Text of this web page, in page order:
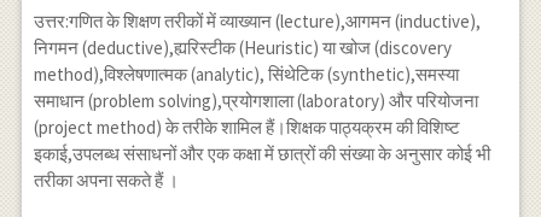
उत्तर:गणित के शिक्षण तरीकों में व्याख्यान (lecture),आगमन (inductive),
निगमन (deductive),ह्यरिस्टीक (Heuristic) या खोज (discovery
method),विश्लेषणात्मक (analytic), सिंथेटिक (synthetic),समस्या
समाधान (problem solving),प्रयोगशाला (laboratory) और परियोजना
(project method) के तरीके शामिल हैं।शिक्षक पाठ्यक्रम की विशिष्ट
इकाई,उपलब्ध संसाधनों और एक कक्षा में छात्रों की संख्या के अनुसार कोई भी
तरीका अपना सकते हैं ।